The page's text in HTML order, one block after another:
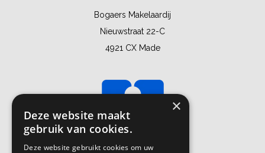
Bogaers Makelaardij
Nieuwstraat 22-C
4921 CX Made
×
Deze website maakt
gebruik van cookies.
Deze website gebruikt cookies om uw